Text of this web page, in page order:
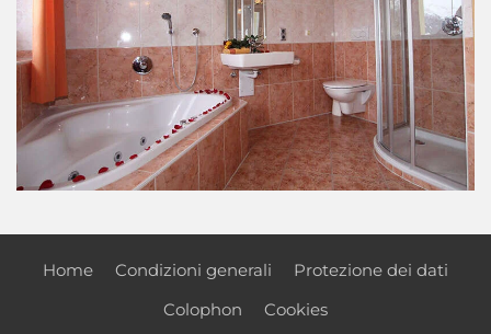
Home Condizioni generali
Protezione dei dati
Colophon
Cookies